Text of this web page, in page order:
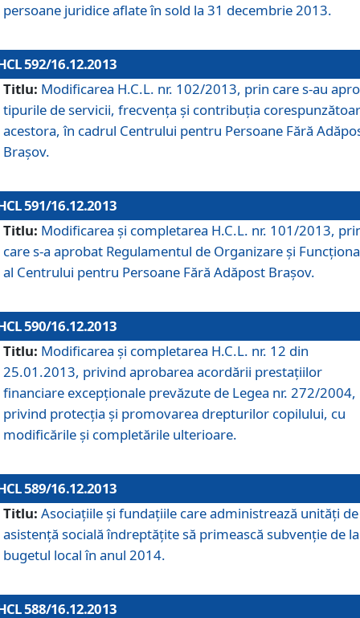
persoane juridice aflate în sold la 31 decembrie 2013.
592/16.12.2013
Titlu: Modificarea H.C.L. nr. 102/2013, prin care s-au
tipurile de servicii, frecvenţa şi contribuţia
acestora, în cadrul Centrului pentru Persoane Fără
Braşov.
591/16.12.2013
Titlu: Modificarea şi completarea H.C.L. nr. 101/2013,
care s-a aprobat Regulamentul de Organizare şi
al Centrului pentru Persoane Fără Adăpost Braşov.
590/16.12.2013
Titlu: Modificarea şi completarea H.C.L. nr. 12 din
25.01.2013, privind aprobarea acordării prestaţiilor
financiare excepţionale prevăzute de Legea nr. 272/2004,
privind protecţia şi promovarea drepturilor copilului, cu
modificările şi completările ulterioare.
589/16.12.2013
Titlu: Asociaţiile şi fundaţiile care administrează unităţi de
asistenţă socială îndreptăţite să primească subvenţie de la
bugetul local în anul 2014.
588/16.12.2013